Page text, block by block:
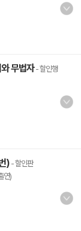
무법자- 할인행
)- 할인판
연)